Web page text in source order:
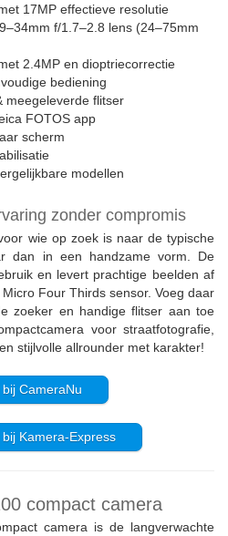
17MP effectieve resolutie
f/1.7–2.8 lens (24–75mm
2.4MP en dioptriecorrectie
bediening
meegeleverde flitser
FOTOS app
scherm
modellen
zonder compromis
wie op zoek is naar de typische
dan in een handzame vorm. De
en levert prachtige beelden af
Four Thirds sensor. Voeg daar
zoeker en handige flitser aan toe
voor straatfotografie,
stijlvolle allrounder met karakter!
CameraNu
Kamera‑Express
compact camera
camera is de langverwachte